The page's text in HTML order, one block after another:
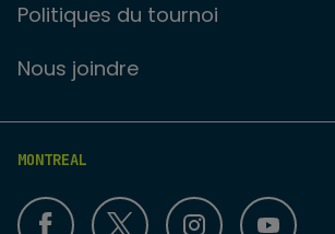
Politiques du tournoi
Nous joindre
MONTREAL